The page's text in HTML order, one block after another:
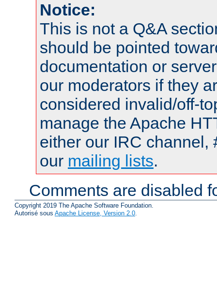
Notice:
This is not a Q&A
should be pointed
documentation or
our moderators if they
considered invalid/off-
manage the Apache
either our IRC channel,
our mailing lists.
Comments are disabled
Copyright 2019 The Apache Software Foundation.
Autorisé sous Apache License, Version 2.0